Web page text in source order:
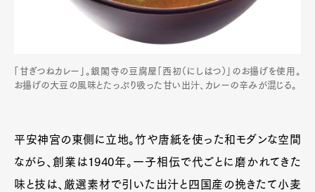
「甘ぎつねカレー」。銀閣寺の豆腐屋「西初（にしはつ）」のお揚げを使用。
お揚げの大豆の風味とたっぷり吸った甘い出汁、カレーの辛みが混じる。
平安神宮の東側に立地。竹や唐紙を使った和モダンな空間
ながら、創業は1940年。一子相伝で代ごとに磨かれてきた
味と技は、厳選素材で引いた出汁と四国産の挽きたて小麦